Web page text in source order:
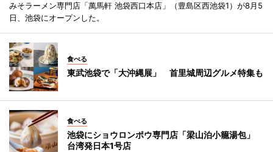
みそラーメン専門店「萬馬軒 池袋西口本店」（豊島区西池袋1）が8月5
日、池袋にオープンした。
食べる
東武池袋で「大沖縄展」 首里城周辺グルメ特集も
食べる
池袋にショウロンポウ専門店「梁山泊小籠湯包」
台湾発日本1号店